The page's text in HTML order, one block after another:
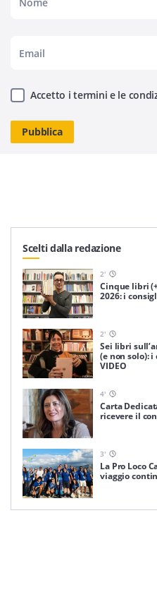
Accetto i termini e le
Scelti dalla redazione
2'
Cinque libri
2026: i
2'
Sei libri
(e non solo):
VIDEO
4'
Carta
ricevere il
3'
La Pro Loco
viaggio